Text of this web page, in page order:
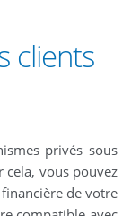
clients
privés sous
cela, vous pouvez
de votre